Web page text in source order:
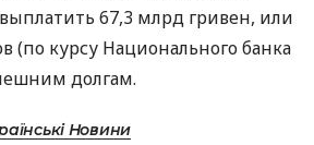
67,3 млрд гривен, или
(по курсу Национального банка
долгам.
Новини